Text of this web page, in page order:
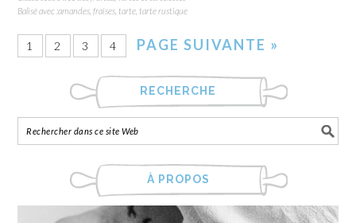
Balisé avec :amandes ,fraises tarte tarte rustique
1 2 3 4 PAGE SUIVANTE »
RECHERCHE
À PROPOS